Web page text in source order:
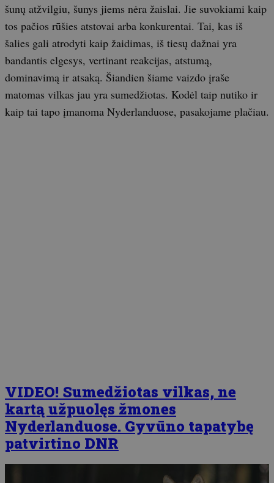
šunų atžvilgiu, šunys jiems nėra žaislai. Jie suvokiami kaip
tos pačios rūšies atstovai arba konkurentai. Tai, kas iš
šalies gali atrodyti kaip žaidimas, iš tiesų dažnai yra
bandantis elgesys, vertinant reakcijas, atstumą,
dominavimą ir atsaką. Šiandien šiame vaizdo įraše
matomas vilkas jau yra sumedžiotas. Kodėl taip nutiko ir
kaip tai tapo įmanoma Nyderlanduose, pasakojame plačiau.
VIDEO! Sumedžiotas vilkas, ne
kartą užpuolęs žmones
Nyderlanduose. Gyvūno tapatybę
patvirtino DNR